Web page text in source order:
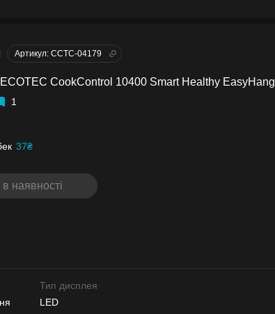
Артикул: CCTC-04179
CookControl 10400 Smart Healthy EasyHang
1
37₴
наявності
Тип дисплея
LED